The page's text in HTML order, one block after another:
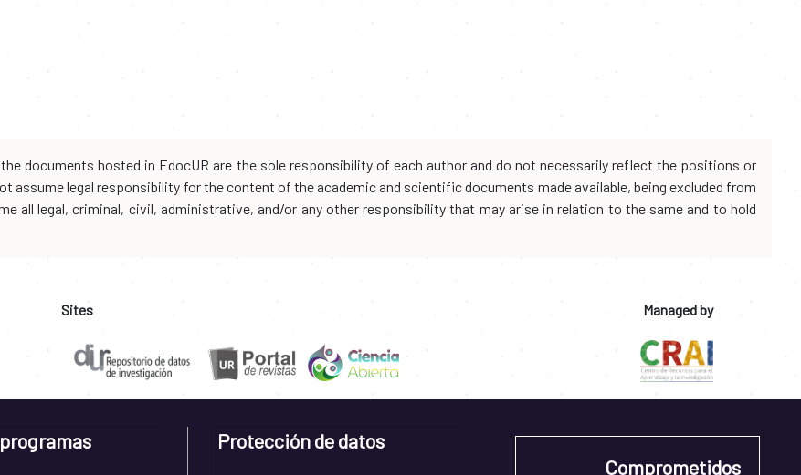
documents hosted in EdocUR are the sole responsibility of each author and do not necessarily reflect the positions or
assume legal responsibility for the content of the academic and scientific documents made available, being excluded from
all legal, criminal, civil, administrative, and/or any other responsibility that may arise in relation to the same and to hold
Sites Managed by
Protección de datos
Comprometidos